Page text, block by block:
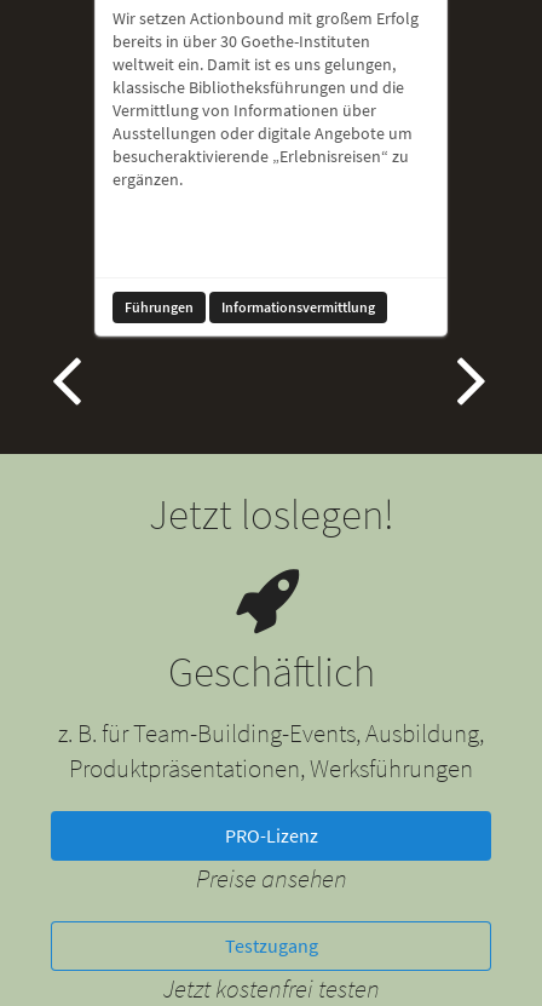
Wir setzen Actionbound mit großem Erfolg
bereits in über 30 Goethe-Instituten
weltweit ein. Damit ist es uns gelungen,
klassische Bibliotheksführungen und die
Vermittlung von Informationen über
Ausstellungen oder digitale Angebote um
besucheraktivierende „Erlebnisreisen“ zu
ergänzen.
Führungen Informationsvermittlung
Jetzt loslegen!
Geschäftlich
z. B. für Team-Building-Events, Ausbildung,
Produktpräsentationen, Werksführungen
PRO-Lizenz
Preise ansehen
Testzugang
Jetzt kostenfrei testen